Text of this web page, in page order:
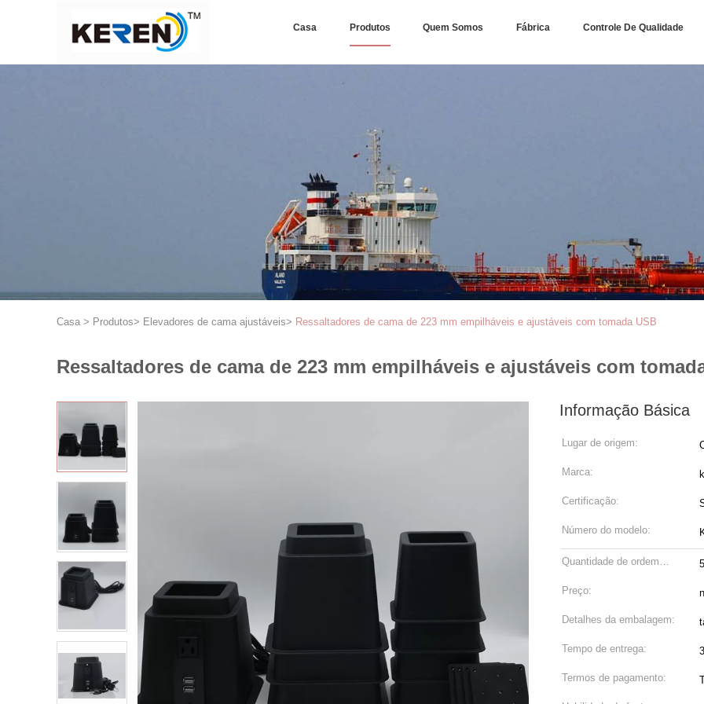
Casa Produtos Quem Somos Fábrica Controle De Qualidade
Casa > Produtos> Elevadores de cama ajustáveis> Ressaltadores de cama de 223 mm empilháveis e ajustáveis com tomada USB
Ressaltadores de cama de 223 mm empilháveis e ajustáveis com
Informação Básica
Lugar de origem:
Marca:
Certificação:
Número do modelo:
Quantidade de ordem
mínima:
Preço:
Detalhes da embalagem:
Tempo de entrega:
Termos de pagamento: